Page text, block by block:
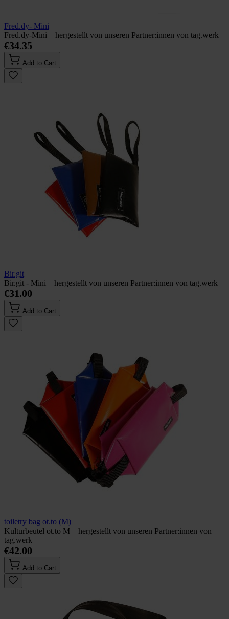
Fred.dy- Mini
Fred.dy-Mini – hergestellt von unseren Partner:innen von tag.werk
€34.35
Add to Cart
Bir.git
Bir.git - Mini – hergestellt von unseren Partner:innen von tag.werk
€31.00
Add to Cart
toiletry bag ot.to (M)
Kulturbeutel ot.to M – hergestellt von unseren Partner:innen von
tag.werk
€42.00
Add to Cart